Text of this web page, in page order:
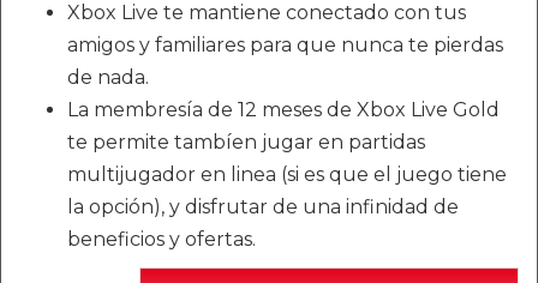
Xbox Live te mantiene conectado con tus
amigos y familiares para que nunca te pierdas
de nada.
La membresía de 12 meses de Xbox Live Gold
te permite tambíen jugar en partidas
multijugador en linea (si es que el juego tiene
la opción), y disfrutar de una infinidad de
beneficios y ofertas.